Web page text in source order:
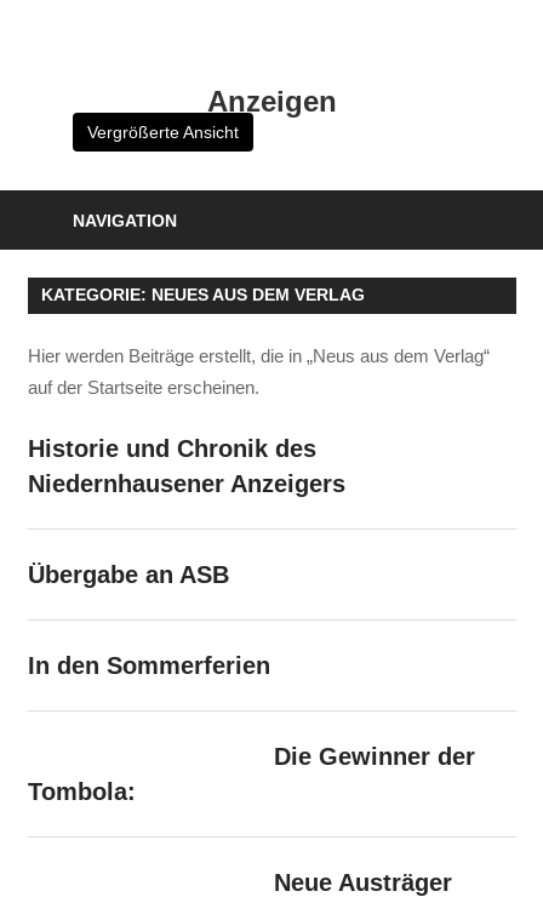
Anzeigen
Vergrößerte Ansicht
NAVIGATION
KATEGORIE: NEUES AUS DEM VERLAG
Hier werden Beiträge erstellt, die in „Neus aus dem Verlag“
auf der Startseite erscheinen.
Historie und Chronik des
Niedernhausener Anzeigers
Übergabe an ASB
In den Sommerferien
Die Gewinner der
Tombola:
Neue Austräger